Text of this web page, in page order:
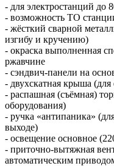
- для электростанций до
- возможность ТО
- жёсткий сварной
изгибу и кручению)
- окраска выполненная
ржавчине
- сэндвич-панели на
- двухскатная крыша (для
- распашная (съёмная)
оборудования)
- ручка «антипаника»
выходе)
- освещение основное
- приточно-вытяжная
автоматическим